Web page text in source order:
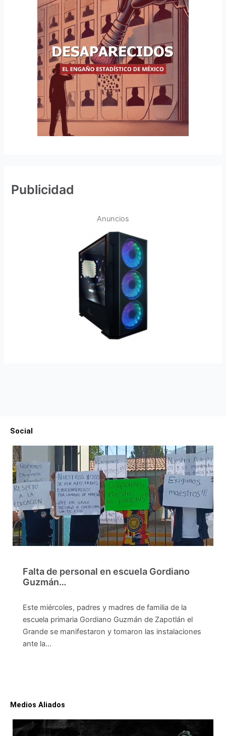
Publicidad
Anuncios
Social
Falta de personal en escuela Gordiano
Guzmán…
Este miércoles, padres y madres de familia de la
escuela primaria Gordiano Guzmán de Zapotlán el
Grande se manifestaron y tomaron las instalaciones
ante la…
Medios Aliados